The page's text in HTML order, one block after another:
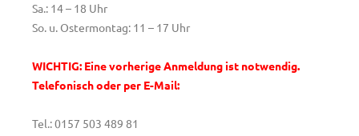
Sa.: 14 – 18 Uhr
So. u. Ostermontag: 11 – 17 Uhr
WICHTIG: Eine vorherige Anmeldung ist notwendig.
Telefonisch oder per E-Mail:
Tel.: 0157 503 489 81